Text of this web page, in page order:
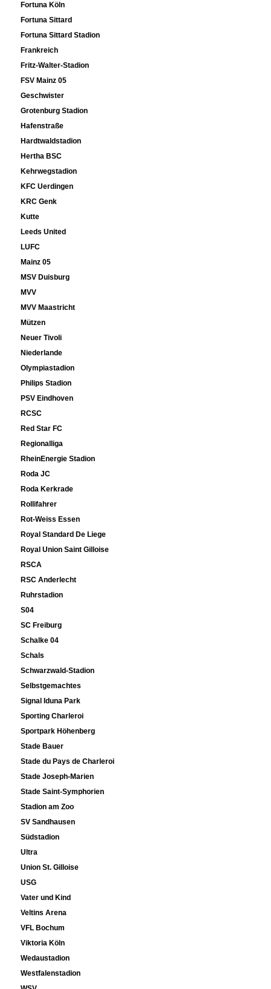
Fortuna Köln
Fortuna Sittard
Fortuna Sittard Stadion
Frankreich
Fritz-Walter-Stadion
FSV Mainz 05
Geschwister
Grotenburg Stadion
Hafenstraße
Hardtwaldstadion
Hertha BSC
Kehrwegstadion
KFC Uerdingen
KRC Genk
Kutte
Leeds United
LUFC
Mainz 05
MSV Duisburg
MVV
MVV Maastricht
Mützen
Neuer Tivoli
Niederlande
Olympiastadion
Philips Stadion
PSV Eindhoven
RCSC
Red Star FC
Regionalliga
RheinEnergie Stadion
Roda JC
Roda Kerkrade
Rollifahrer
Rot-Weiss Essen
Royal Standard De Liege
Royal Union Saint Gilloise
RSCA
RSC Anderlecht
Ruhrstadion
S04
SC Freiburg
Schalke 04
Schals
Schwarzwald-Stadion
Selbstgemachtes
Signal Iduna Park
Sporting Charleroi
Sportpark Höhenberg
Stade Bauer
Stade du Pays de Charleroi
Stade Joseph-Marien
Stade Saint-Symphorien
Stadion am Zoo
SV Sandhausen
Südstadion
Ultra
Union St. Gilloise
USG
Vater und Kind
Veltins Arena
VFL Bochum
Viktoria Köln
Wedaustadion
Westfalenstadion